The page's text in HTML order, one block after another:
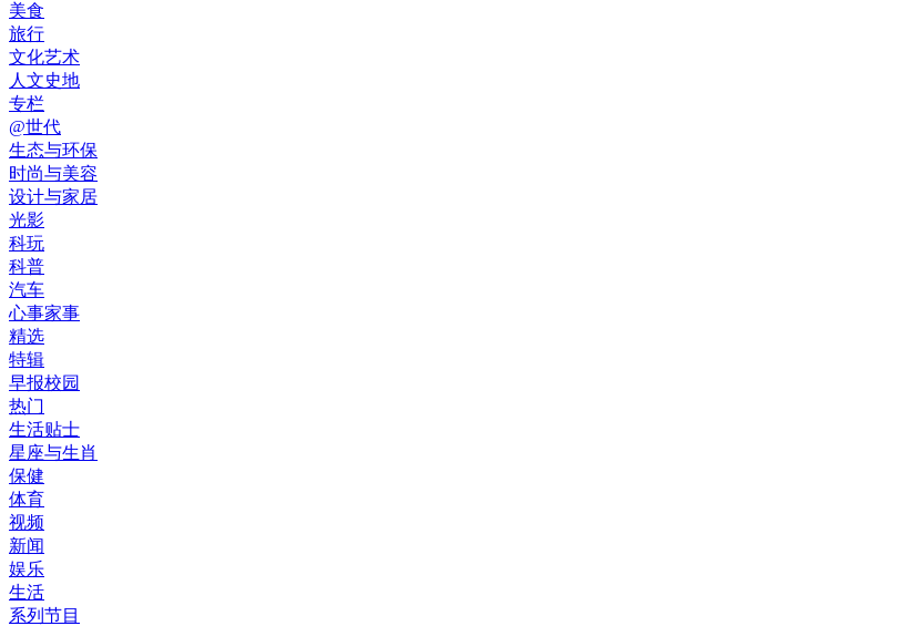
美食
旅行
文化艺术
人文史地
专栏
@世代
生态与环保
时尚与美容
设计与家居
光影
科玩
科普
汽车
心事家事
精选
特辑
早报校园
热门
生活贴士
星座与生肖
保健
体育
视频
新闻
娱乐
生活
系列节目